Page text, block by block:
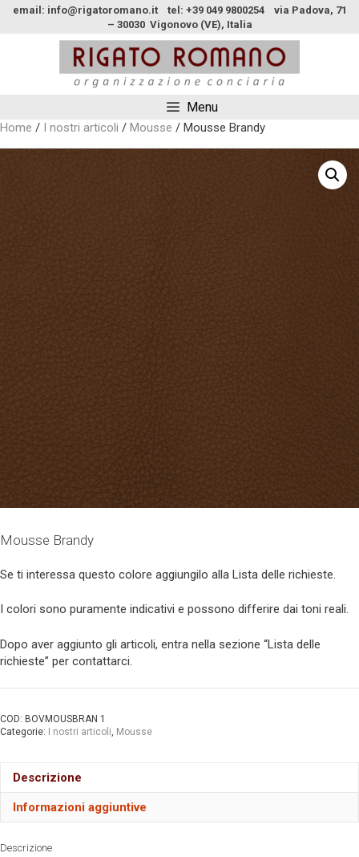
email: info@rigatoromano.it tel: +39 049 9800254 via Padova, 71
– 30030 Vigonovo (VE), Italia
Menu
Home / I nostri articoli / Mousse / Mousse Brandy
Mousse Brandy
Se ti interessa questo colore aggiungilo alla Lista delle richieste.
I colori sono puramente indicativi e possono differire dai toni reali.
Dopo aver aggiunto gli articoli, entra nella sezione “Lista delle
richieste” per contattarci.
COD: BOVMOUSBRAN 1
Categorie:
I nostri articoli, Mousse
Descrizione
Informazioni aggiuntive
Descrizione